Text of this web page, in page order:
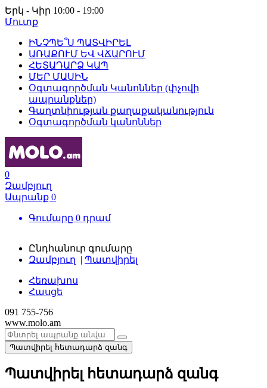
Երկ - Կիր 10:00 - 19:00
Մուտք
ԻՆՉՊԵ՞Ս ՊԱՏՎԻՐԵԼ
ԱՌԱՔՈՒՄ ԵՎ ՎՃԱՐՈՒՄ
ՀԵՏԱԴԱՐՁ ԿԱՊ
ՄԵՐ ՄԱՍԻՆ
Օգտագործման Կանոններ (փչովի
ապրանքներ)
Գաղտնիության քաղաքականություն
Օգտագործման կանոններ
0
Զամբյուղ
Ապրանք 0
Գումարը 0 դրամ
Ընդհանուր գումարը
Զամբյուղ | Պատվիրել
Հեռախոս
Հասցե
091 755-756
www.molo.am
Պատվիրել հետադարձ զանգ
Պատվիրել հետադարձ զանգ